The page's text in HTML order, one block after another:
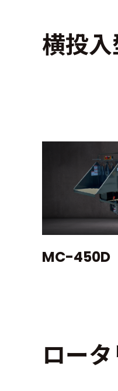
横投
MC-450D
ロー